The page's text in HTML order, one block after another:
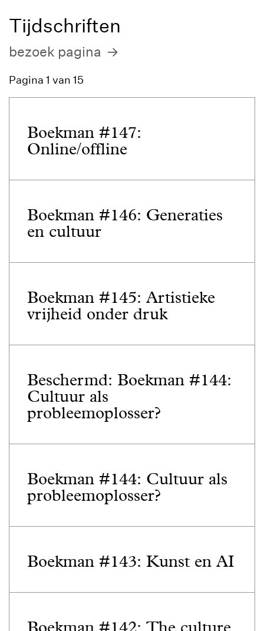
Tijdschriften
bezoek pagina
Pagina 1 van 15
Boekman #147:
Online/offline
Boekman #146: Generaties
en cultuur
Boekman #145: Artistieke
vrijheid onder druk
Beschermd: Boekman #144:
Cultuur als
probleemoplosser?
Boekman #144: Cultuur als
probleemoplosser?
Boekman #143: Kunst en AI
Boekman #142: The culture